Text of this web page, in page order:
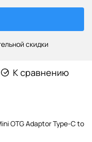
скидки
К сравнению
OTG Adaptor Type-C to